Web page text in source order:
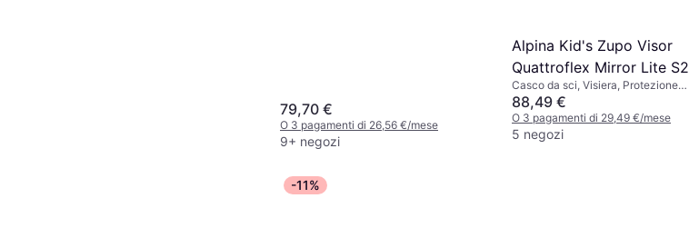
79,70 €
O 3 pagamenti di 26,56 €/mese
9+ negozi
Alpina Kid's Zupo Visor
Quattroflex Mirror Lite S2
51-55 cm
Casco da sci, Visiera, Protezione
Auricolare Rimovibile
88,49 €
O 3 pagamenti di 29,49 €/mese
5 negozi
-11%